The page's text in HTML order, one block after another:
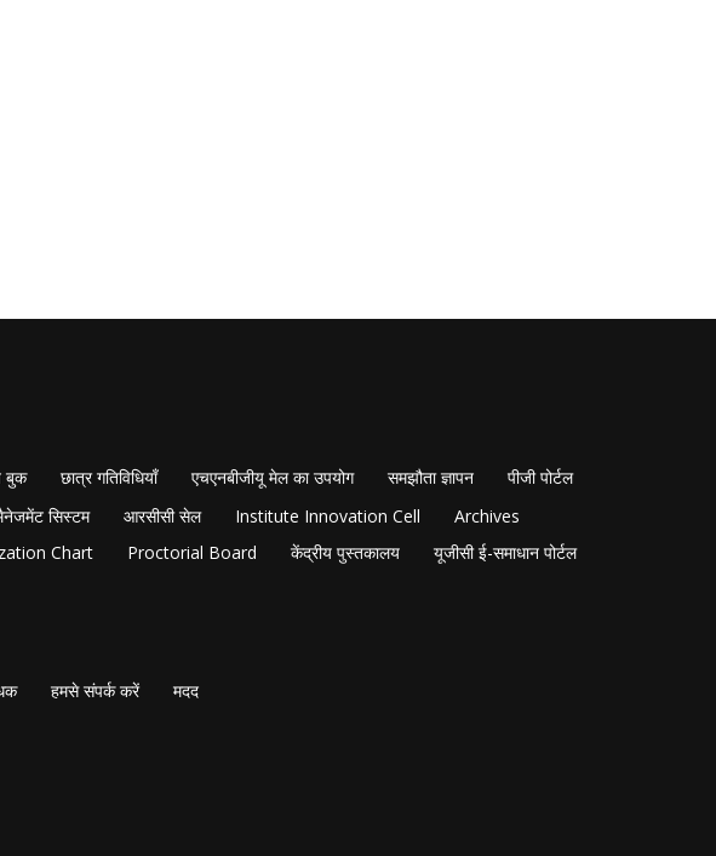
बुक छात्र गतिविधियाँ एचएनबीजीयू मेल का उपयोग समझौता ज्ञापन
पीजी पोर्टल
सिस्टम आरसीसी सेल Institute Innovation Cell
Archives
Chart Proctorial Board केंद्रीय पुस्तकालय यूजीसी ई-समाधान पोर्टल
हमसे संपर्क करें मदद